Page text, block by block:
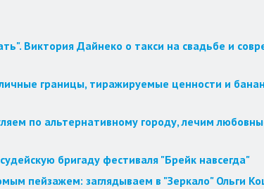
Виктория Дайнеко о такси на свадьбе и
границы, тиражируемые ценности и
по альтернативному городу, лечим
бригаду фестиваля "Брейк навсегда"
пейзажем: заглядываем в "Зеркало" Ольги